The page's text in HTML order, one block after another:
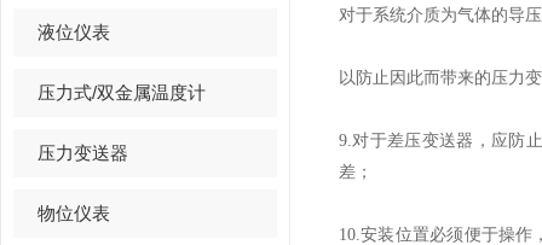
液位仪表
压力式/双金属温度计
压力变送器
物位仪表
对于系统介质为气体的导
以防止因此而带来的压力
9.对于差压变送器，应防
差；
10.安装位置必须便于操作